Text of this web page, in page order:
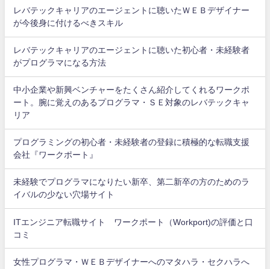
レバテックキャリアのエージェントに聴いたＷＥＢデザイナー
が今後身に付けるべきスキル
レバテックキャリアのエージェントに聴いた初心者・未経験者
がプログラマになる方法
中小企業や新興ベンチャーをたくさん紹介してくれるワークポ
ート。腕に覚えのあるプログラマ・ＳＥ対象のレバテックキャ
リア
プログラミングの初心者・未経験者の登録に積極的な転職支援
会社『ワークポート』
未経験でプログラマになりたい新卒、第二新卒の方のためのラ
イバルの少ない穴場サイト
ITエンジニア転職サイト ワークポート（Workport)の評価と口
コミ
女性プログラマ・ＷＥＢデザイナーへのマタハラ・セクハラへ